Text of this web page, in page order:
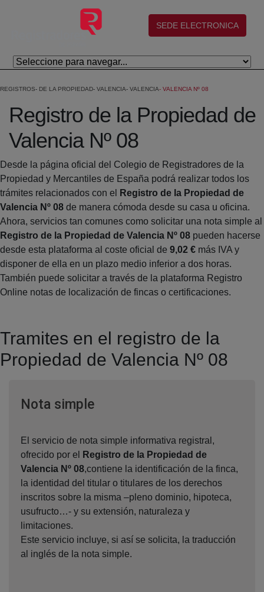
Eduki nagusira joan
(abre en nueva ventana)
SEDE ELECTRONICA
REGISTROS DE LA PROPIEDAD VALENCIA VALENCIA VALENCIA Nº 08
Registro de la Propiedad de
Valencia Nº 08
Desde la página oficial del Colegio de Registradores de la
Propiedad y Mercantiles de España podrá realizar todos los
trámites relacionados con el
Registro de la Propiedad de
Valencia Nº 08 de manera cómoda desde su casa u oficina.
Ahora, servicios tan comunes como solicitar una nota simple al
Registro de la Propiedad de Valencia Nº 08 pueden hacerse
desde esta plataforma al coste oficial de 9,02 € más IVA y
disponer de ella en un plazo medio inferior a dos horas.
También puede solicitar a través de la plataforma Registro
Online notas de localización de fincas o certificaciones.
Tramites en el registro de la
Propiedad de Valencia Nº 08
Nota simpleVentana nueva
El servicio de nota simple informativa registral,
ofrecido por el
Registro de la Propiedad de
Valencia Nº 08,contiene la identificación de la finca,
la identidad del titular o titulares de los derechos
inscritos sobre la misma –pleno dominio, hipoteca,
usufructo…- y su extensión, naturaleza y
limitaciones.
Este servicio incluye, si así se solicita, la traducción
al inglés de la nota simple.